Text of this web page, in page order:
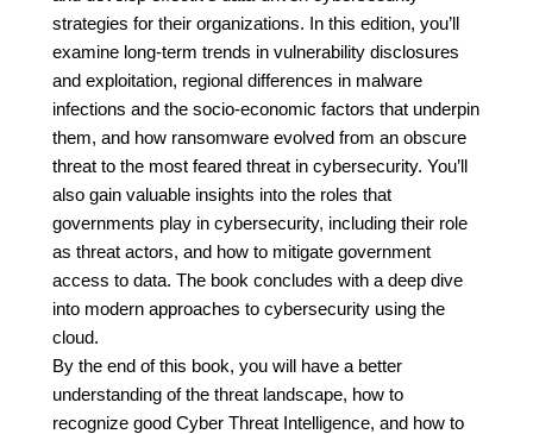
strategies for their organizations. In this edition, you’ll
examine long-term trends in vulnerability disclosures
and exploitation, regional differences in malware
infections and the socio-economic factors that underpin
them, and how ransomware evolved from an obscure
threat to the most feared threat in cybersecurity. You’ll
also gain valuable insights into the roles that
governments play in cybersecurity, including their role
as threat actors, and how to mitigate government
access to data. The book concludes with a deep dive
into modern approaches to cybersecurity using the
cloud.
By the end of this book, you will have a better
understanding of the threat landscape, how to
recognize good Cyber Threat Intelligence, and how to